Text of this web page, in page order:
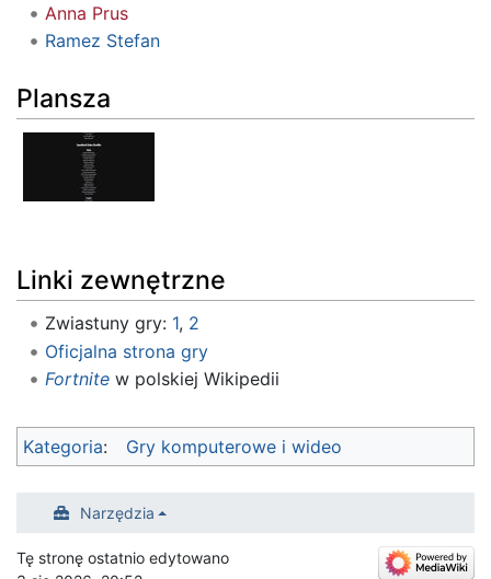
Anna Prus
Ramez Stefan
Plansza
Linki zewnętrzne
Zwiastuny gry: 1, 2
Oficjalna strona gry
Fortnitew polskiej Wikipedii
Kategoria: Gry komputerowe i wideo
Narzędzia
Tę stronę ostatnio edytowano